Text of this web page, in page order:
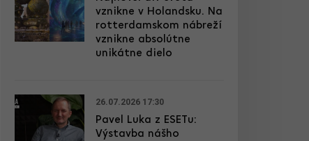
vznikne v Holandsku. Na
rotterdamskom nábreží
vznikne absolútne
unikátne dielo
26.07.2026 17:30
Pavel Luka z ESETu:
Výstavba nášho